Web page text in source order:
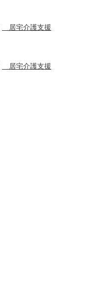
居宅介護支援
居宅介護支援